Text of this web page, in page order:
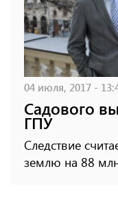
04 июля, 2017 -
Садового
ГПУ
Следствие
землю на 88